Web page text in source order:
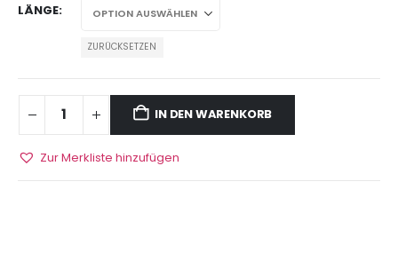
LÄNGE
ZURÜCKSETZEN
IN DEN WARENKORB
Zur Merkliste hinzufügen